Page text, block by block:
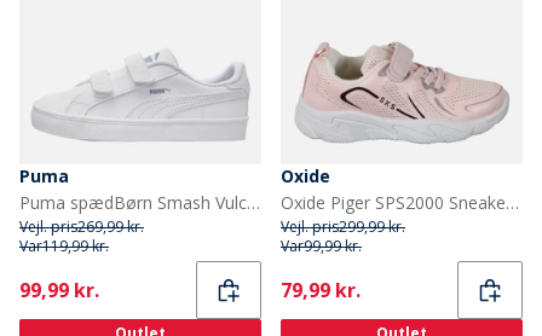
Puma
Puma spædBørn Smash Vulc Træningssko Hvid/Quarry
Vejl. pris269,99 kr.
Var119,99 kr.
Current
99,99 kr.
Oxide
Oxide Piger SPS2000 Sneakers Pink
Vejl. pris299,99 kr.
Var99,99 kr.
Current
79,99 kr.